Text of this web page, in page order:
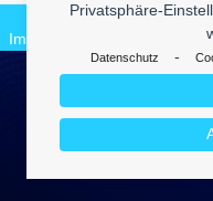
Privatsphäre-
Datenschutz -
© 2026
Impressum